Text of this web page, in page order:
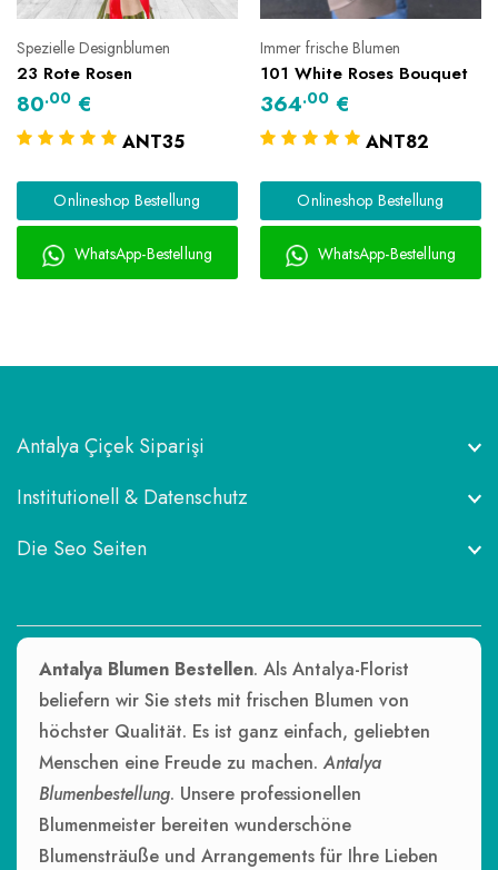
Spezielle Designblumen
23 Rote Rosen
80.00 €
ANT35
Onlineshop Bestellung
WhatsApp-Bestellung
Immer frische Blumen
101 White Roses Bouquet
364.00 €
ANT82
Onlineshop Bestellung
WhatsApp-Bestellung
Antalya Çiçek Siparişi
Institutionell & Datenschutz
Die Seo Seiten
Antalya Blumen Bestellen. Als Antalya-Florist
beliefern wir Sie stets mit frischen Blumen von
höchster Qualität. Es ist ganz einfach, geliebten
Menschen eine Freude zu machen.Antalya
Blumenbestellung. Unsere professionellen
Blumenmeister bereiten wunderschöne
Blumensträuße und Arrangements für Ihre Lieben